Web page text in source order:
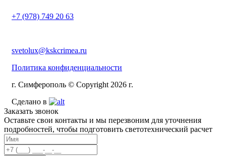
+7 (978) 749 20 63
svetolux@kskcrimea.ru
Политика конфиденциальности
г. Симферополь © Copyright 2026 г.
Сделано в
Заказать звонок
Оставьте свои контакты и мы перезвоним для уточнения
подробностей, чтобы подготовить светотехнический расчет